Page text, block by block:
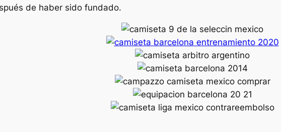
de haber sido fundado.